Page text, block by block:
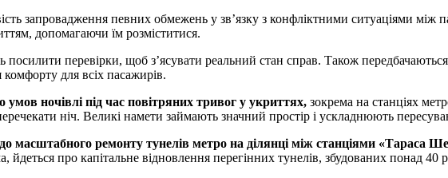
запровадження певних обмежень у зв’язку з конфліктними ситуаціями між
допомагаючи їм розміститися.
перевірки, щоб з’ясувати реальний стан справ. Також
для всіх пасажирів.
умов ночівлі під час повітряних тривог у укриттях, зокрема на станціях
ніч. Великі намети займають значний простір і ускладнюють
масштабного ремонту тунелів метро на ділянці між станціями «Тараса
йдеться про капітальне відновлення перегінних тунелів, збудованих понад 40